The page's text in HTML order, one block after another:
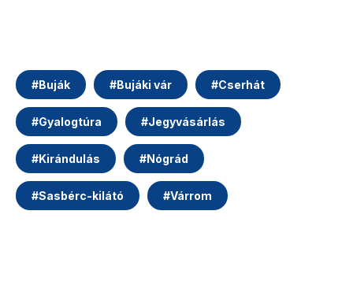
#Buják #Bujáki vár #Cserhát
#Gyalogtúra #Jegyvásárlás
#Kirándulás #Nógrád
#Sasbérc-kilátó #Várrom